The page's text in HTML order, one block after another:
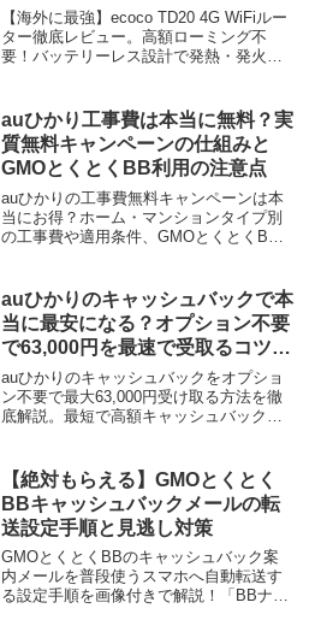
レビュー
【海外に最強】ecoco TD20 4G WiFiルー
ター徹底レビュー。高額ローミング不
要！バッテリーレス設計で発熱・発火リ
す。
auひかり工事費は本当に無料？実
質無料キャンペーンの仕組みと
GMOとくとくBB利用の注意点
auひかりの工事費無料キャンペーンは本
当にお得？ホーム・マンションタイプ別
の工事費や適用条件、GMOとくとくBB
ントを徹底解説。
auひかりのキャッシュバックで本
当に最安になる？オプション不要
で63,000円を最速で受取るコツと
注意点を解説
auひかりのキャッシュバックをオプショ
ン不要で最大63,000円受け取る方法を徹
底解説。最短で高額キャッシュバックを
【絶対もらえる】GMOとくとく
BBキャッシュバックメールの転
送設定手順と見逃し対策
GMOとくとくBBのキャッシュバック案
内メールを普段使うスマホへ自動転送す
る設定手順を画像付きで解説！「BBナビ